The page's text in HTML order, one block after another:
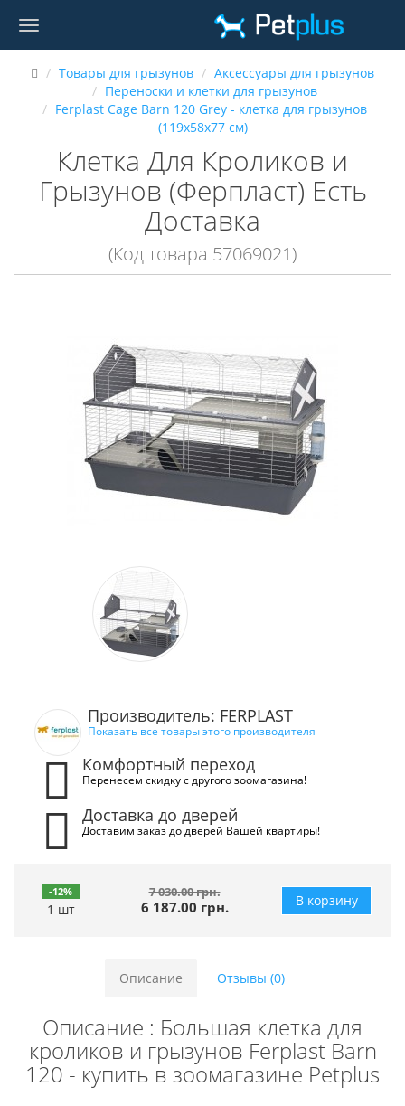
Товары для грызунов
Аксессуары для грызунов
Переноски и клетки для грызунов
Ferplast Cage Barn 120 Grey - клетка для грызунов
(119х58х77 см)
Клетка Для Кроликов и
Грызунов (Ферпласт) Есть
Доставка
(Код товара 57069021)
Производитель: FERPLAST
Показать все товары этого производителя
Комфортный переход
Перенесем скидку с другого зоомагазина!
Доставка до дверей
Доставим заказ до дверей Вашей квартиры!
-12%
1 шт
7 030.00 грн.
6 187.00 грн. В корзину
Описание Отзывы (0)
Описание : Большая клетка для
кроликов и грызунов Ferplast Barn
120 - купить в зоомагазине Petplus